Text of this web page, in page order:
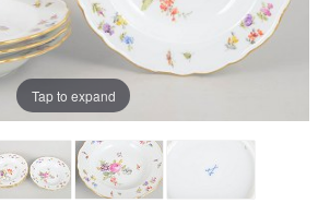
Tap to expand